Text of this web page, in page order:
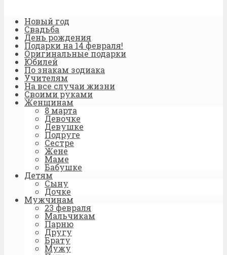
Новый год
Свадьба
День рождения
Подарки на 14 февраля!
Оригинальные подарки
Юбилей
По знакам зодиака
Учителям
На все случаи жизни
Своими руками
Женщинам
8 марта
Девочке
Девушке
Подруге
Сестре
Жене
Маме
Бабушке
Детям
Сыну
Дочке
Мужчинам
23 февраля
Мальчикам
Парню
Другу
Брату
Мужу